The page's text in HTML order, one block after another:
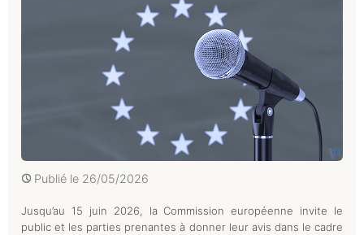
Publié le 26/05/2026
Jusqu’au 15 juin 2026, la Commission européenne invite le
public et les parties prenantes à donner leur avis dans le cadre